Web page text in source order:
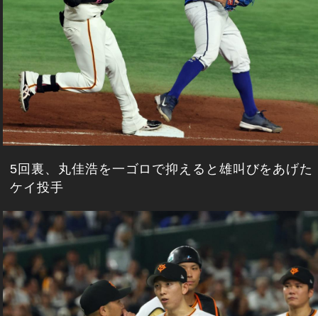
5回裏、丸佳浩を一ゴロで抑えると雄叫びをあげた
ケイ投手